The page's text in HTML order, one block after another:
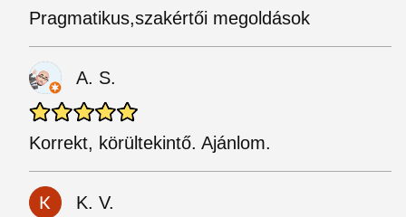
Pragmatikus,szakértői megoldások
A. S.
Korrekt, körültekintő. Ajánlom.
K. V.